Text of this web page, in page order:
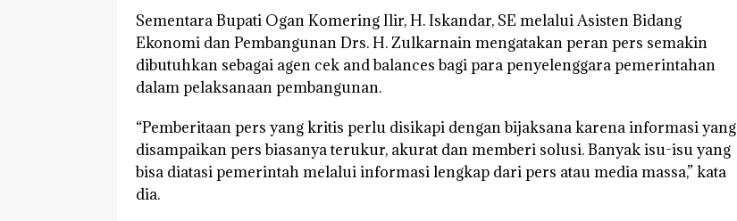
Sementara Bupati Ogan Komering Ilir, H. Iskandar, SE melalui Asisten Bidang
Ekonomi dan Pembangunan Drs. H. Zulkarnain mengatakan peran pers semakin
dibutuhkan sebagai agen cek and balances bagi para penyelenggara pemerintahan
dalam pelaksanaan pembangunan.
“Pemberitaan pers yang kritis perlu disikapi dengan bijaksana karena informasi yang
disampaikan pers biasanya terukur, akurat dan memberi solusi. Banyak isu-isu yang
bisa diatasi pemerintah melalui informasi lengkap dari pers atau media massa,” kata
dia.